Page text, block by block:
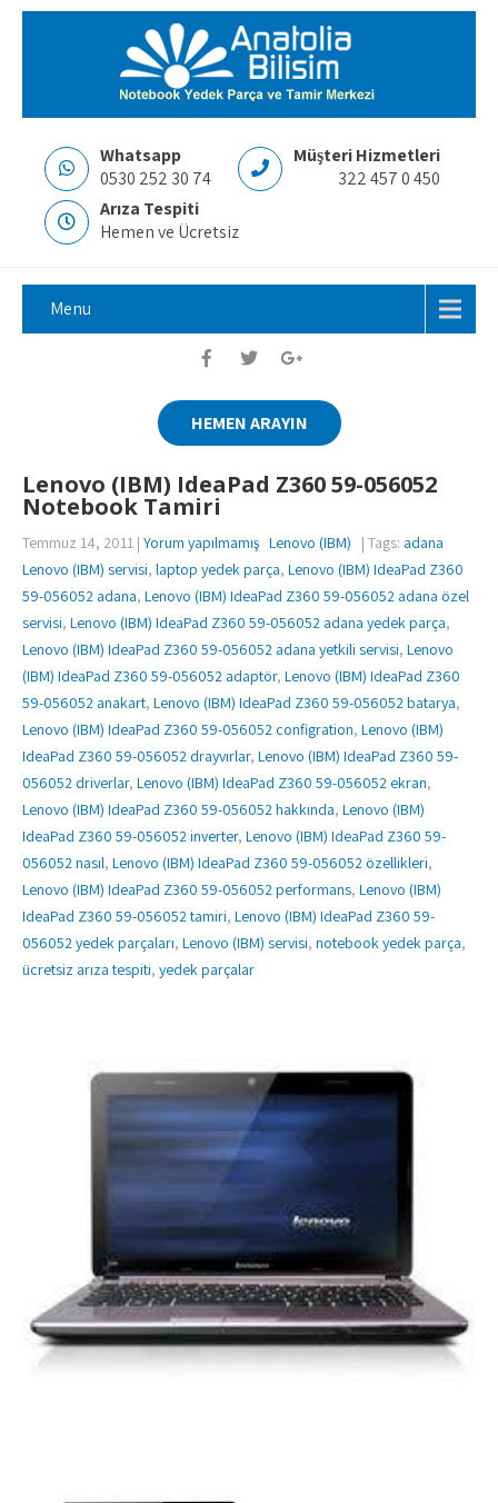
Whatsapp
0530 252 30 74
Müşteri Hizmetleri
322 457 0 450
Arıza Tespiti
Hemen ve Ücretsiz
Menu
HEMEN ARAYIN
Lenovo (IBM) IdeaPad Z360 59-056052
Notebook Tamiri
Temmuz 14, 2011 | Yorum yapılmamış Lenovo (IBM) | Tags: adana
Lenovo (IBM) servisi, laptop yedek parça, Lenovo (IBM) IdeaPad Z360
59-056052 adana, Lenovo (IBM) IdeaPad Z360 59-056052 adana özel
servisi, Lenovo (IBM) IdeaPad Z360 59-056052 adana yedek parça,
Lenovo (IBM) IdeaPad Z360 59-056052 adana yetkili servisi, Lenovo
(IBM) IdeaPad Z360 59-056052 adaptör, Lenovo (IBM) IdeaPad Z360
59-056052 anakart, Lenovo (IBM) IdeaPad Z360 59-056052 batarya,
Lenovo (IBM) IdeaPad Z360 59-056052 configration, Lenovo (IBM)
IdeaPad Z360 59-056052 drayvırlar, Lenovo (IBM) IdeaPad Z360 59-
056052 driverlar, Lenovo (IBM) IdeaPad Z360 59-056052 ekran,
Lenovo (IBM) IdeaPad Z360 59-056052 hakkında, Lenovo (IBM)
IdeaPad Z360 59-056052 inverter, Lenovo (IBM) IdeaPad Z360 59-
056052 nasıl, Lenovo (IBM) IdeaPad Z360 59-056052 özellikleri,
Lenovo (IBM) IdeaPad Z360 59-056052 performans, Lenovo (IBM)
IdeaPad Z360 59-056052 tamiri, Lenovo (IBM) IdeaPad Z360 59-
056052 yedek parçaları, Lenovo (IBM) servisi, notebook yedek parça,
ücretsiz arıza tespiti, yedek parçalar